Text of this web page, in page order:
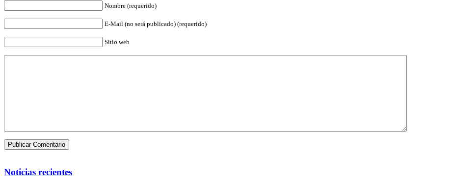
Nombre (requerido)
E-Mail (no será publicado) (requerido)
Sitio web
Noticias recientes